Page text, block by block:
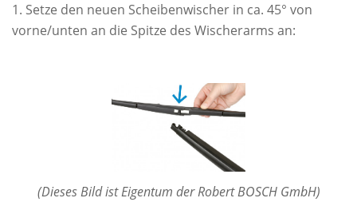
Setze den neuen Scheibenwischer in ca. 45° von
vorne/unten an die Spitze des Wischerarms an:
(Dieses Bild ist Eigentum der Robert BOSCH GmbH)